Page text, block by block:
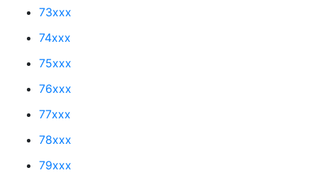
73xxx
74xxx
75xxx
76xxx
77xxx
78xxx
79xxx